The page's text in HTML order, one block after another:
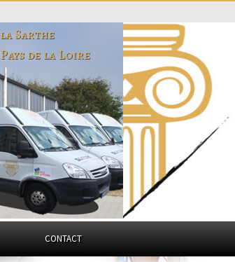
la Sarthe
Pays de la Loire
CONTACT